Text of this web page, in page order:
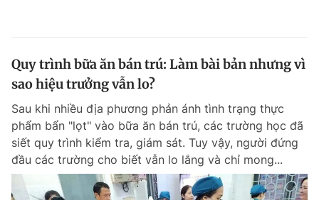
Quy trình bữa ăn bán trú: Làm bài bản nhưng vì
sao hiệu trưởng vẫn lo?
Sau khi nhiều địa phương phản ánh tình trạng thực
phẩm bẩn "lọt" vào bữa ăn bán trú, các trường học đã
siết quy trình kiểm tra, giám sát. Tuy vậy, người đứng
đầu các trường cho biết vẫn lo lắng và chỉ mong...